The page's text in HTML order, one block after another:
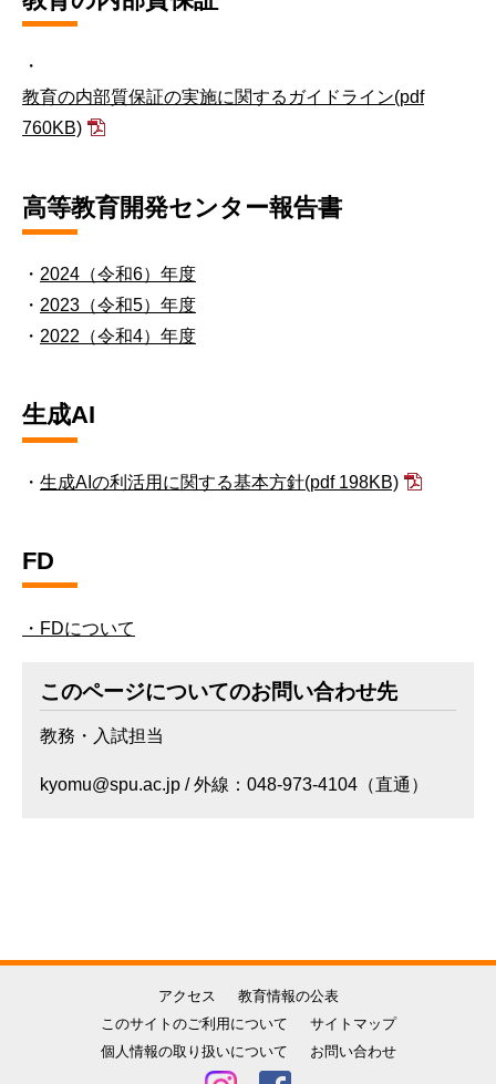
・
教育の内部質保証の実施に関するガイドライン(pdf
760KB)
高等教育開発センター報告書
・ 2024（令和6）年度
・ 2023（令和5）年度
・ 2022（令和4）年度
生成AI
・ 生成AIの利活用に関する基本方針(pdf 198KB)
FD
・FDについて
このページについてのお問い合わせ先
教務・入試担当
kyomu@spu.ac.jp / 外線：048-973-4104（直通）
アクセス
教育情報の公表
このサイトのご利用について
サイトマップ
個人情報の取り扱いについて
お問い合わせ